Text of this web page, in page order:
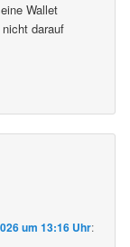
Wallet
darauf
um 13:16 Uhr: